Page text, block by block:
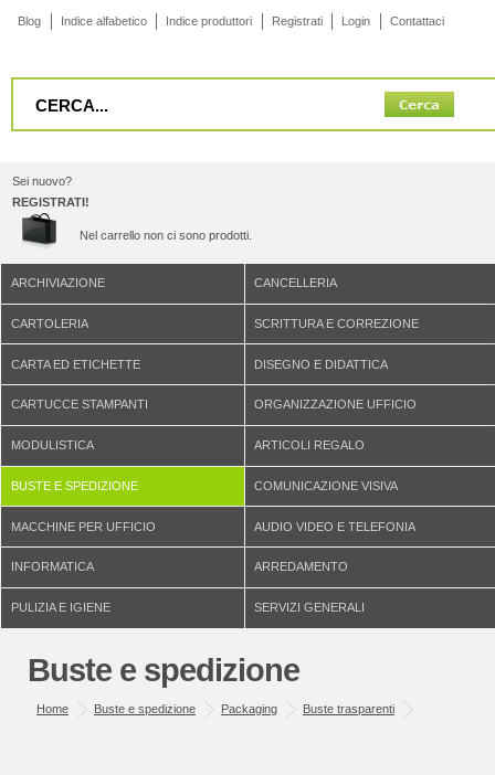
Blog Indice alfabetico Indice produttori Registrati Login Contattaci
Sei nuovo?
REGISTRATI!
Nel carrello non ci sono prodotti.
ARCHIVIAZIONE CANCELLERIA
CARTOLERIA SCRITTURA E CORREZIONE
CARTA ED ETICHETTE DISEGNO E DIDATTICA
CARTUCCE STAMPANTI ORGANIZZAZIONE UFFICIO
MODULISTICA ARTICOLI REGALO
BUSTE E SPEDIZIONE COMUNICAZIONE VISIVA
MACCHINE PER UFFICIO AUDIO VIDEO E TELEFONIA
INFORMATICA ARREDAMENTO
PULIZIA E IGIENE SERVIZI GENERALI
Buste e spedizione
Home Buste e spedizione Packaging Buste trasparenti